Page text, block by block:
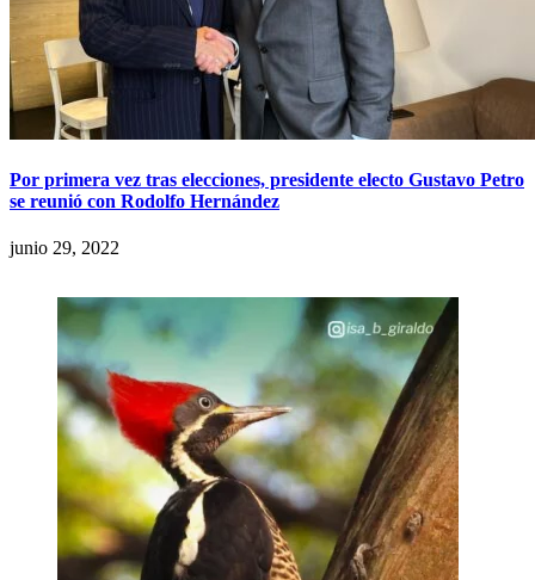
Por primera vez tras elecciones, presidente electo Gustavo Petro
se reunió con Rodolfo Hernández
junio 29, 2022